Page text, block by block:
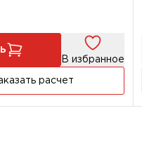
В избранное
расчет